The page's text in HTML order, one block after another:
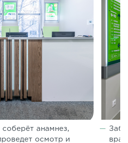
анамнез,
осмотр и